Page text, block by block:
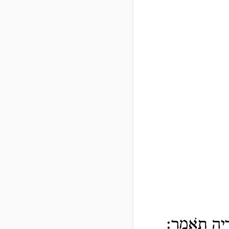
תֹאמֵֽר׃